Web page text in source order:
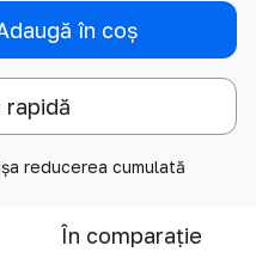
în coș
rapidă
reducerea cumulată
În comparație